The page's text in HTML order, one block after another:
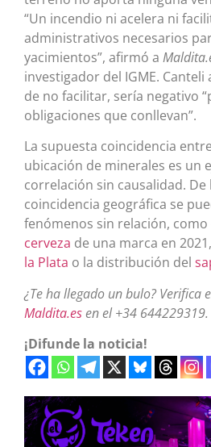
“Un incendio ni acelera ni
administrativos necesarios
yacimientos”, afirmó a
investigador del IGME. Canteli
de no facilitar, sería negativo
obligaciones que conllevan”.
La supuesta coincidencia
ubicación de minerales es un
correlación sin causalidad. De
coincidencia geográfica se
fenómenos sin relación, como
cerveza de una marca en
la Plata o la distribución del
¿Te ha llegado un bulo? Verifica
Maldita.esen el +34 644229319.
¡Difunde la noticia!